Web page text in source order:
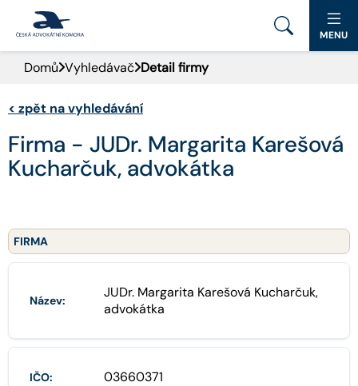
PORTÁL ČAK
DOMŮ
AKTUALITY
PRO VEŘEJNOST
MENU
Domů Vyhledávač Detail firmy
< zpět na vyhledávání
Firma - JUDr. Margarita Karešová
Kucharčuk, advokátka
FIRMA
Název:
JUDr. Margarita Karešová Kucharčuk,
advokátka
IČO: 03660371